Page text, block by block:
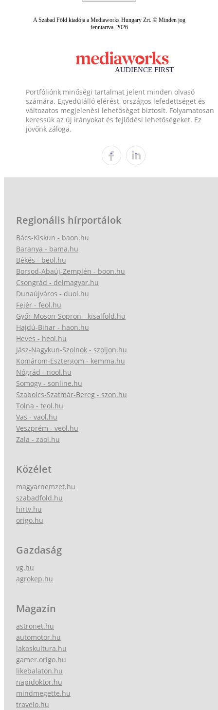
A Szabad Föld kiadója a Mediaworks Hungary Zrt. © Minden jog
fenntartva. 2026
Portfóliónk minőségi tartalmat jelent minden olvasó
számára. Egyedülálló elérést, országos lefedettséget és
változatos megjelenési lehetőséget biztosít. Folyamatosan
keressük az új irányokat és fejlődési lehetőségeket. Ez
jövőnk záloga.
Regionális hírportálok
Bács-Kiskun - baon.hu
Baranya - bama.hu
Békés - beol.hu
Borsod-Abaúj-Zemplén - boon.hu
Csongrád - delmagyar.hu
Dunaújváros - duol.hu
Fejér - feol.hu
Győr-Moson-Sopron - kisalfold.hu
Hajdú-Bihar - haon.hu
Heves - heol.hu
Jász-Nagykun-Szolnok - szoljon.hu
Komárom-Esztergom - kemma.hu
Nógrád - nool.hu
Somogy - sonline.hu
Szabolcs-Szatmár-Bereg - szon.hu
Tolna - teol.hu
Vas - vaol.hu
Veszprém - veol.hu
Zala - zaol.hu
Közélet
magyarnemzet.hu
szabadfold.hu
hirtv.hu
origo.hu
Gazdaság
vg.hu
agrokep.hu
Magazin
astronet.hu
automotor.hu
lakaskultura.hu
gamer.origo.hu
likebalaton.hu
napidoktor.hu
mindmegette.hu
travelo.hu